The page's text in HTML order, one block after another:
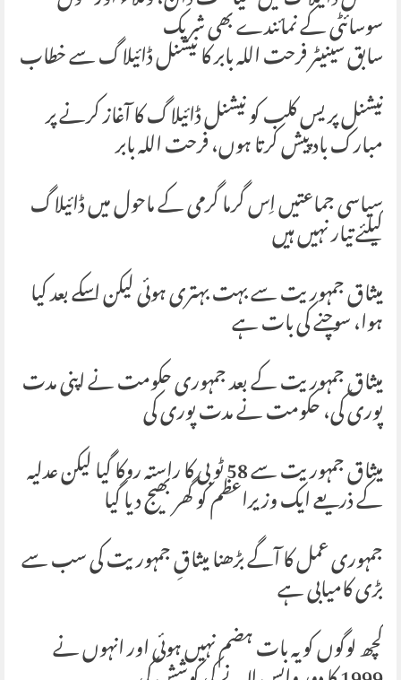
سوسائٹی کے نمائندے بھی شریک
سابق سینیٹر فرحت اللہ بابر کا نیشنل ڈائیلاگ سے خطاب
نیشنل پریس کلب کو نیشنل ڈائیلاگ کا آغاز کرنے پر
مبارک باد پیش کرتا ہوں، فرحت اللہ بابر
سیاسی جماعتیں اِس گرما گرمی کے ماحول میں ڈائیلاگ
کیلئے تیار نہیں ہیں
میثاق جمہوریت سے بہت بہتری ہوئی لیکن اسکے بعد کیا
ہوا، سوچنے کی بات ہے
میثاق جمہوریت کے بعد جمہوری حکومت نے اپنی مدت
پوری کی، حکومت نے مدت پوری کی
میثاق جمہوریت سے 58 ٹو بی کا راستہ روکا گیا لیکن عدلیہ
کے ذریعے ایک وزیراعظم کو گھر بھیج دیا گیا
جمہوری عمل کا آگے بڑھنا میثاقِ جمہوریت کی سب سے
بڑی کامیابی ہے
کچھ لوگوں کو یہ بات ہضم نہیں ہوئی اور انہوں نے